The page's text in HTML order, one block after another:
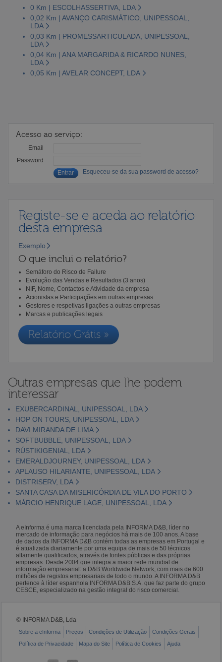
0 Km | ESCOLHASSERTIVA, LDA
0,02 Km | AVANÇO CARISMÁTICO, UNIPESSOAL,
LDA
0,03 Km | PROMESSARTICULADA, UNIPESSOAL,
LDA
0,04 Km | ANA MARGARIDA & RICARDO NUNES,
LDA
0,05 Km | AVELAR CONCEPT, LDA
Acesso ao serviço:
Email
Password
Esqueceu-se da sua password de acesso?
Registe-se e aceda ao relatório
desta empresa
Exemplo
O que inclui o relatório?
Semáforo do Risco de Failure
Evolução das Vendas e Resultados (3 anos)
NIF, Nome, Contactos e Atividade da empresa
Acionistas e Participações em outras empresas
Gestores e respetivas ligações a outras empresas
Marcas e publicações legais
Relatório Grátis »
Outras empresas que lhe podem
interessar
EXUBERCARDINAL, UNIPESSOAL, LDA
HOP ON TOURS, UNIPESSOAL, LDA
DAVI MIRANDA DE LIMA
SOFTBUBBLE, UNIPESSOAL, LDA
RÚSTIKIGENIAL, LDA
EMERALDJOURNEY, UNIPESSOAL, LDA
APLAUSO HILARIANTE, UNIPESSOAL, LDA
DISTRISERV, LDA
SANTA CASA DA MISERICÓRDIA DE VILA DO PORTO
MÁRCIO HENRIQUE LAGE, UNIPESSOAL, LDA
A eInforma é uma marca licenciada pela INFORMA D&B, líder no
mercado de informação para negócios há mais de 100 anos. A base
de dados da INFORMA D&B contém todas as empresas em Portugal e
é atualizada diariamente por uma equipa de mais de 50 técnicos
altamente qualificados, através de fontes públicas e das próprias
empresas. Desde 2004 que integra a maior rede mundial de
informação empresarial: a D&B Worldwide Network, com mais de 600
milhões de registos empresariais de todo o mundo. A INFORMA D&B
pertence à líder espanhola INFORMA D&B S.A. que faz parte do grupo
CESCE, especializado na gestão integral do risco comercial.
© INFORMA D&B, Lda
Sobre a eInforma Preços Condições de Utilização
Condições Gerais
Política de Privacidade
Mapa do Site Política de Cookies Ajuda